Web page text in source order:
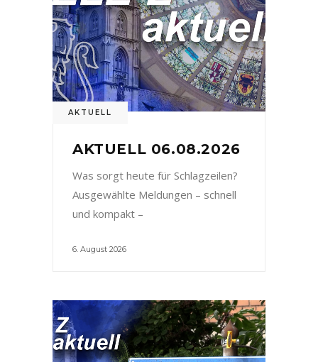
AKTUELL
AKTUELL 06.08.2026
Was sorgt heute für Schlagzeilen?
Ausgewählte Meldungen – schnell
und kompakt –
6. August 2026